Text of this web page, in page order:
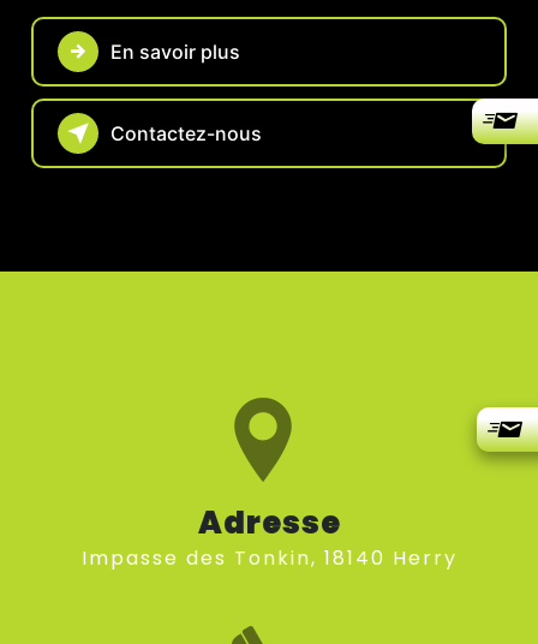
En savoir plus
Contactez-nous
Adresse
impasse des Tonkin, 18140 Herry